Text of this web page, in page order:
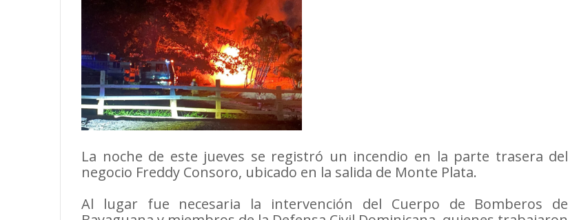
La noche de este jueves se registró un incendio en la parte trasera del
negocio Freddy Consoro, ubicado en la salida de Monte Plata.
Al lugar fue necesaria la intervención del Cuerpo de Bomberos de